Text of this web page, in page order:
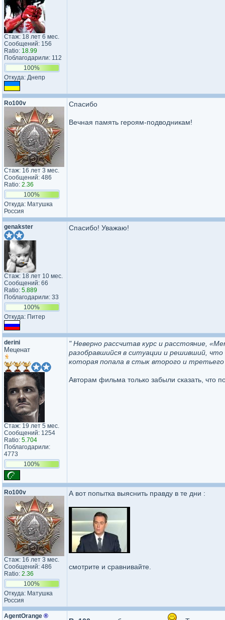
Стаж: 18 лет 6 мес.
Сообщений: 156
Ratio: 18.99
Поблагодарили: 112
100%
Откуда: Днепр
Ro100v
Стаж: 16 лет 3 мес.
Сообщений: 486
Ratio: 2.36
100%
Откуда: Матушка
Россия
Спасибо
Вечная память героям-подводникам!
genakster
Стаж: 18 лет 10 мес.
Сообщений: 66
Ratio: 5.889
Поблагодарили: 33
100%
Откуда: Питер
Спасибо! Уважаю!
derini
Меценат
Стаж: 19 лет 5 мес.
Сообщений: 1254
Ratio: 5.704
Поблагодарили:
4773
100%
" Неверно рассчитав курс и расстояние,
разобравшийся в ситуации и решивший, что
которая попала в стык второго и третьего
Авторам фильма только забыли сказать, что
Ro100v
Стаж: 16 лет 3 мес.
Сообщений: 486
Ratio: 2.36
100%
Откуда: Матушка
Россия
А вот попытка выяснить правду в те дни :
смотрите и сравнивайте.
AgentOrange ®